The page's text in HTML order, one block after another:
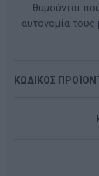
θυμούνται
αυτονομία τους
ΚΩΔΙΚΟΣ